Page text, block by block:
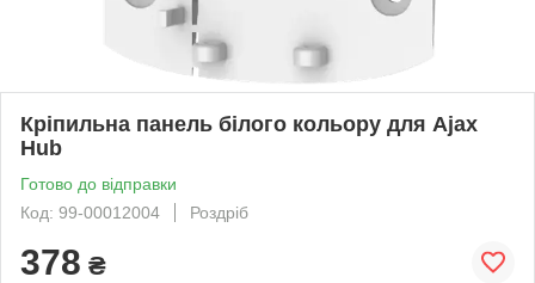
Кріпильна панель білого кольору для Ajax
Hub
Готово до відправки
Код: 99-00012004
Роздріб
378 ₴